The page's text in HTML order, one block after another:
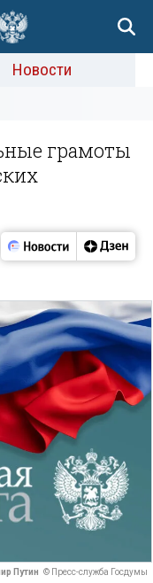
Новости
грамоты
Путин © Пресс-служба Госдумы